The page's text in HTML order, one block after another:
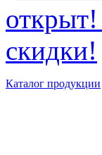
Каталог продукции